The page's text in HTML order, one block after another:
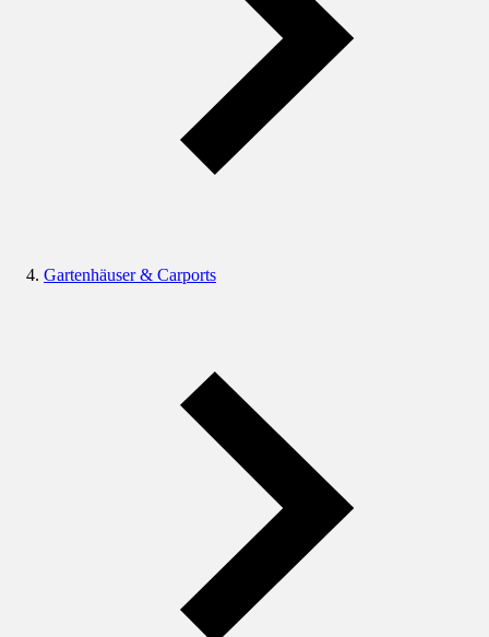
Gartenhäuser & Carports